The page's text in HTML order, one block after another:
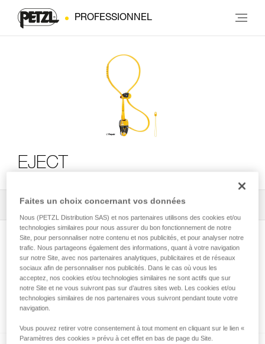
PROFESSIONNEL
EJECT
Tous les conseils techniques 2
Comment s’assurer du bon serrage des vis
Faites un choix concernant vos données
Nous (PETZL Distribution SAS) et nos partenaires utilisons des cookies et/ou
technologies similaires pour nous assurer du bon fonctionnement de notre
Site, pour personnaliser notre contenu et nos publicités, et pour analyser notre
trafic. Nous partageons également des informations, quant à votre navigation
sur notre Site, avec nos partenaires analytiques, publicitaires et de réseaux
sociaux afin de personnaliser nos publicités. Dans le cas où vous les
acceptez, nos cookies et/ou technologies similaires ne sont actifs que sur
notre Site et ne vous suivront pas sur d’autres sites web. Les cookies et/ou
technologies similaires de nos partenaires vous suivront pendant toute votre
navigation.
Vous pouvez retirer votre consentement à tout moment en cliquant sur le lien «
Paramètres des cookies » prévu à cet effet en bas de page du Site.